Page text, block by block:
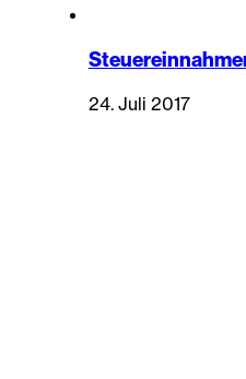
24. Juli 2017